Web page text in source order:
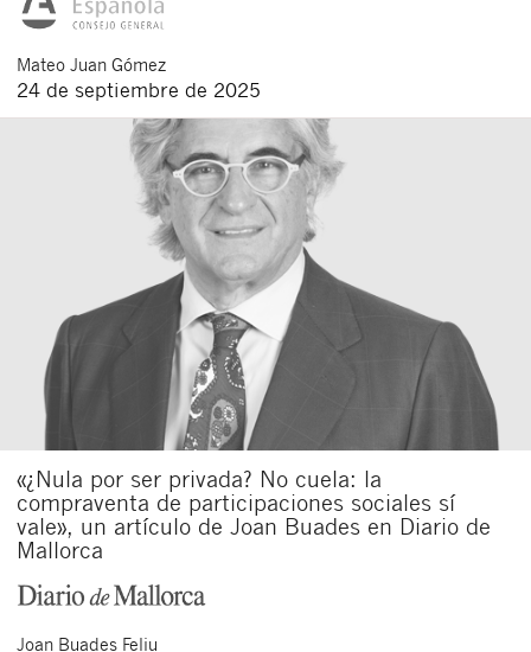
Mateo Juan Gómez
24 de septiembre de 2025
«¿Nula por ser privada? No cuela: la
compraventa de participaciones sociales sí
vale», un artículo de Joan Buades en Diario de
Mallorca
Joan Buades Feliu